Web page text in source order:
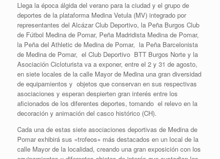
Llega la época álgida del verano para la ciudad y el grupo de
deportes de la plataforma Medina Vetula (MV) integrado por
representantes del Alcázar Club Deportivo, la Peña Burgos Club
de Fútbol Medina de Pomar, Peña Madridista Medina de Pomar,
la Peña del Athletic de Medina de Pomar, la Peña Barcelonista
de Medina de Pomar, el Club Deportivo BTT Burgos Norte y la
Asociación Cicloturista va a exponer, entre el 2 y 31 de agosto,
en siete locales de la calle Mayor de Medina una gran diversidad
de equipamientos y objetos que conservan en sus respectivas
asociaciones y esperan despierten gran interés entre los
aficionados de los diferentes deportes, tomando el relevo en la
decoración y animación del casco histórico (CH).
Cada una de estas siete asociaciones deportivas de Medina de
Pomar exhibirá sus «trofeos» más destacados en un local de la
calle Mayor de la localidad, creando una gran exposición con los